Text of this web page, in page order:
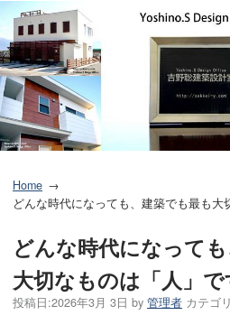
Home
どんな時代になっても、建築でも最も大
どんな時代になって
大切なものは「人」で
投稿日:2026年3月 3日 by 管理者 カテゴ